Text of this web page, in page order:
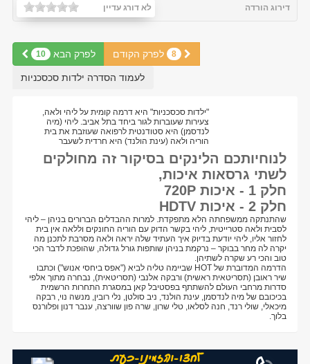
לא דורג עדיין דירוג הורדה
לפרק הבא 10 8 לפרק הקודם
לעמוד הסדרה ילדות סכסכניות
לנוחיותכם הלינקים בסיקור זה מחולקים
לשתי גרסאות איכות,
חלק 1 - איכות 720P
חלק 2 - איכות HDTV
"ילדות סכסכניות" היא דרמה קומית על ליהי ולאה,
צעירות שעוברות לגור ביחד בתל אביב. ליהי (מיה
לנדסמן) היא סטודנטית לרפואה שעוזבת את בית
הוריה ולאה (עינת הולנד) היא חרדית לשעבר
שהתנתקה ממשפחתה הלא מתפקדת. למרות ההבדלים הברורים בניהן – ליהי
לסבית ולאה סטרייטית, ליהי בקשר הדוק עם הוריה החונקים וללאה אין בית
לחזור אליו, ליהי יודעת בדיוק איך העתיד שלה יראה ולאה מסרבת לתכנן מה
יקרה לה מחר בבוקר – נרקמת בניהן שותפות גורל גדולה, שהופכת לדבר הכי
טוב והכי רע שקרה לשתיהן.
הדרמה המדוברת של HOT שביימה טליה לביא ("אפס ביחסי אנוש") וכתבו
שיר ראובן (תסריטאית ראשית) ורבקה אלנבי (תסריטאית), נבחרה מתוך אלפי
סדרות מרחבי העולם להשתתף בפסטיבל קאן במסגרת התחרות הרשמית
בכיכובם של מיה לנדסמן, עינת הולנד, ניב סולטן, נלי רובין, מנשה נוי, רבקה
מיכאלי, שולי רנד, חנה לסלאו, טלי שרון, שרה פון שוורצה, ענבר דנון ופלורנס
בלוך.